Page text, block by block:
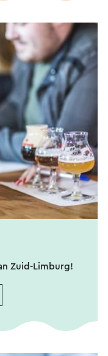
Zuid-Limburg!